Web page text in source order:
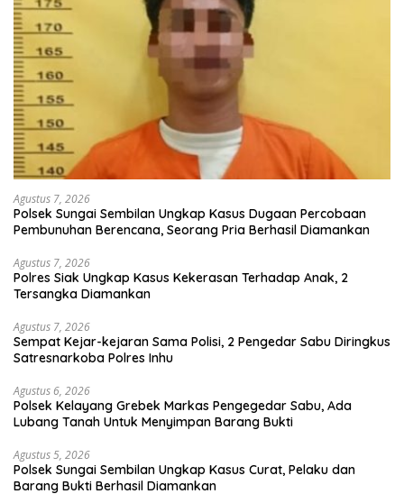
Agustus 7, 2026
Polsek Sungai Sembilan Ungkap Kasus Dugaan Percobaan
Pembunuhan Berencana, Seorang Pria Berhasil Diamankan
Agustus 7, 2026
Polres Siak Ungkap Kasus Kekerasan Terhadap Anak, 2
Tersangka Diamankan
Agustus 7, 2026
Sempat Kejar-kejaran Sama Polisi, 2 Pengedar Sabu Diringkus
Satresnarkoba Polres Inhu
Agustus 6, 2026
Polsek Kelayang Grebek Markas Pengegedar Sabu, Ada
Lubang Tanah Untuk Menyimpan Barang Bukti
Agustus 5, 2026
Polsek Sungai Sembilan Ungkap Kasus Curat, Pelaku dan
Barang Bukti Berhasil Diamankan